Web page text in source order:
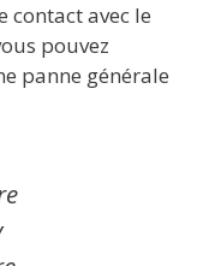
contact avec le
pouvez
panne générale